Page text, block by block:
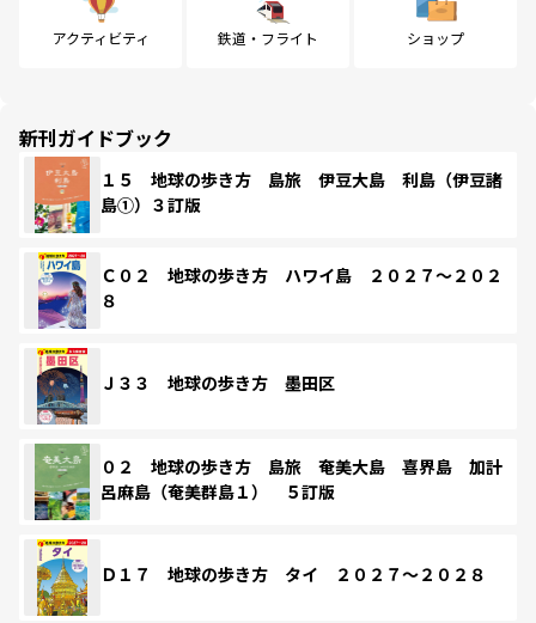
アクティビティ 鉄道・フライト ショップ
新刊ガイドブック
１５ 地球の歩き方 島旅 伊豆大島 利島（伊豆諸
島①）３訂版
Ｃ０２ 地球の歩き方 ハワイ島 ２０２７～２０２
８
Ｊ３３ 地球の歩き方 墨田区
０２ 地球の歩き方 島旅 奄美大島 喜界島 加計
呂麻島（奄美群島１） ５訂版
Ｄ１７ 地球の歩き方 タイ ２０２７～２０２８